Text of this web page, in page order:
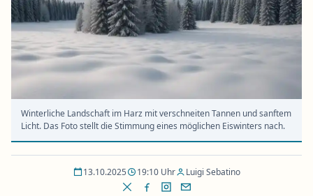
Winterliche Landschaft im Harz mit verschneiten Tannen und sanftem
Licht. Das Foto stellt die Stimmung eines möglichen Eiswinters nach.
13.10.2025 19:10 Uhr Luigi Sebatino